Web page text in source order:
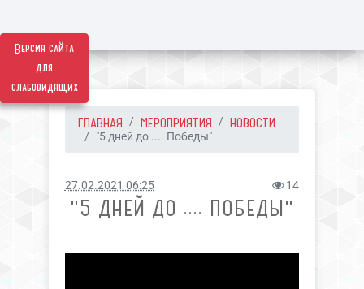
Версия сайта
для
слабовидящих
ГЛАВНАЯ МЕРОПРИЯТИЯ НОВОСТИ
"5 дней до .... Победы"
27.02.2021 06:25 14
"5 ДНЕЙ ДО .... ПОБЕДЫ"